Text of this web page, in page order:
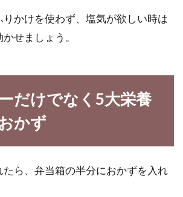
かけを使わず、塩気が欲しい時は
せましょう。
だけでなく5大栄養
かず
ら、弁当箱の半分におかずを入れ